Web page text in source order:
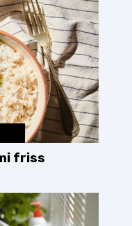
friss